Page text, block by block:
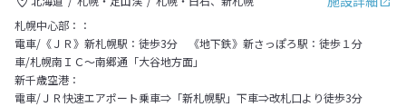
札幌中心部：：
電車/《ＪＲ》新札幌駅：徒歩3分 《地下鉄》新さっぽろ駅：徒歩１分
車/札幌南ＩＣ～南郷通「大谷地方面」
新千歳空港：
電車/ＪＲ快速エアポート乗車⇒「新札幌駅」下車⇒改札口より徒歩3分